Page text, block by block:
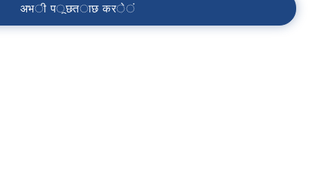
अभी पूछताछ करें